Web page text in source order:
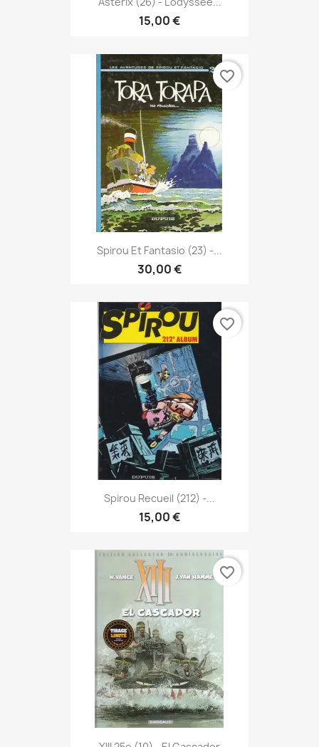
15,00 €
Spirou Et Fantasio (23) -...
30,00 €
favorite_border
Spirou Recueil (212) -...
15,00 €
favorite_border
favorite_border